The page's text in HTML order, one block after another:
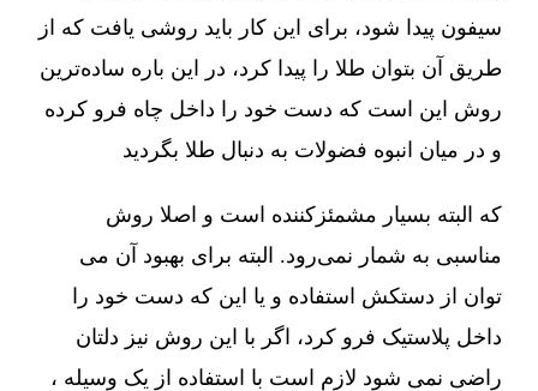
سیفون پیدا شود، برای این کار باید روشی یافت که از
طریق آن بتوان طلا را پیدا کرد، در این باره ساده‌ترین
روش این است که دست خود را داخل چاه فرو کرده
و در میان انبوه فضولات به دنبال طلا بگردید
که البته بسیار مشمئزکننده است و اصلا روش
مناسبی به شمار نمی‌رود. البته برای بهبود آن می
توان از دستکش استفاده و یا این که دست خود را
داخل پلاستیک فرو کرد، اگر با این روش نیز دلتان
راضی نمی شود لازم است با استفاده از یک وسیله ،